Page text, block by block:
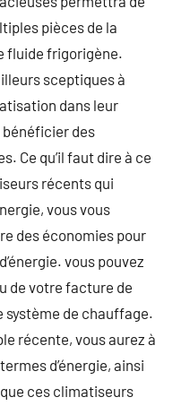
pièces de la
fluide frigorigène.
sceptiques à
dans leur
des
Ce qu’il faut dire à ce
récents qui
vous vous
des économies pour
vous pouvez
de votre facture de
système de chauffage.
récente, vous aurez à
d’énergie, ainsi
ces climatiseurs